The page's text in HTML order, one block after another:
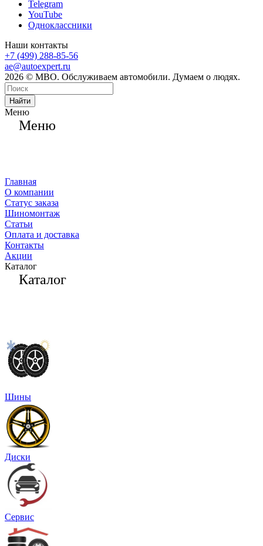
Telegram
YouTube
Одноклассники
Наши контакты
+7 (499) 288-85-56
ae@autoexpert.ru
2026 © МВО. Обслуживаем автомобили. Думаем о людях.
Найти
Меню
Меню
Главная
О компании
Статус заказа
Шиномонтаж
Статьи
Оплата и доставка
Контакты
Акции
Каталог
Каталог
Шины
Диски
Сервис